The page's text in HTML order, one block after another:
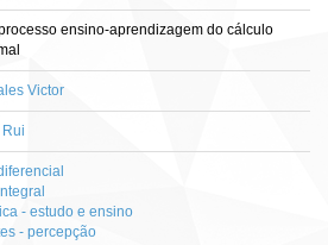
ensino-aprendizagem do cálculo
Victor
- estudo e ensino
- percepção